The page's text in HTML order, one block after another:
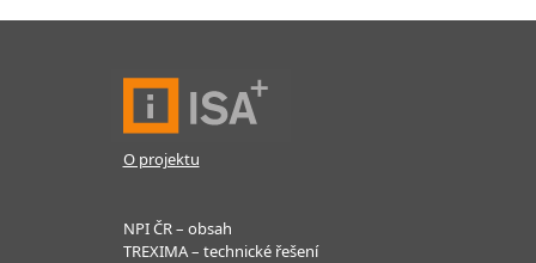
O projektu
NPI ČR – obsah
TREXIMA – technické řešení